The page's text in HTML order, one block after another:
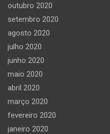
outubro 2020
setembro 2020
agosto 2020
julho 2020
junho 2020
maio 2020
abril 2020
março 2020
fevereiro 2020
janeiro 2020